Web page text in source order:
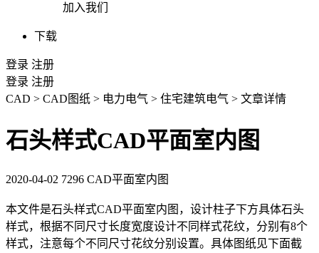
加入我们
下载
登录 注册
登录 注册
CAD > CAD图纸 > 电力电气 > 住宅建筑电气 > 文章详情
石头样式CAD平面室内图
2020-04-02 7296 CAD平面室内图
本文件是石头样式CAD平面室内图，设计柱子下方具体石头
样式，根据不同尺寸长度宽度设计不同样式花纹，分别有8个
样式，注意每个不同尺寸花纹分别设置。具体图纸见下面截